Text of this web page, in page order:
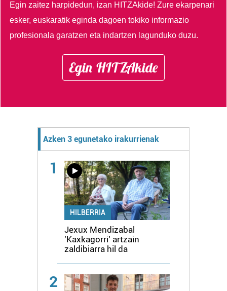
Egin zaitez harpidedun, izan HITZAkide!Zure ekarpenari
esker, euskaratik eginda dagoen tokiko informazio
profesionala garatzen eta indartzen lagunduko duzu.
Egin HITZAkide
Azken 3 egunetako irakurrienak
1
HILBERRIA
Jexux Mendizabal
'Kaxkagorri' artzain
zaldibiarra hil da
2